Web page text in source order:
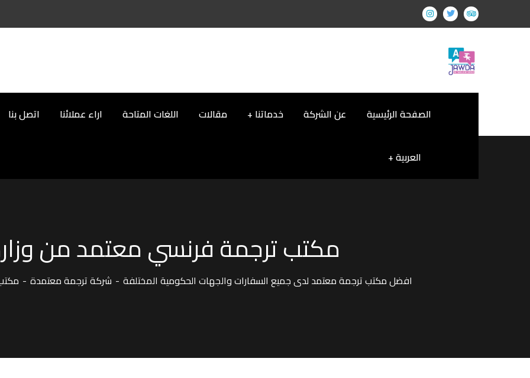
الصفحة الرئيسية عن الشركة خدماتنا مقالات اللغات المتاحة اراء عملائنا اتصل بنا
العربية
مكتب ترجمة فرنسي معتمد من
افضل مكتب ترجمة معتمد لدى جميع السفارات والجهات الحكومية المختلفة شركة ترجمة معتمدة